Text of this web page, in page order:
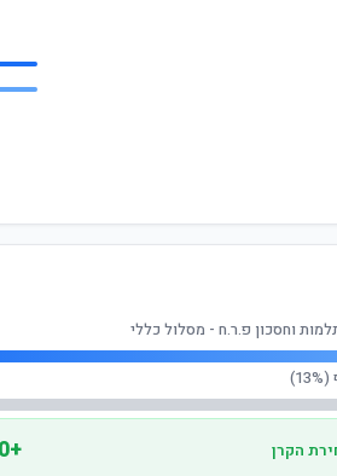
וחסכון פ.ר.ח - מסלול כללי
הקרן +24,770 ₪